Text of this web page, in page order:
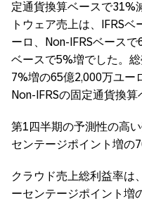
定通貨換算ベースで31%
トウェア売上は、IFRS
ーロ、Non-IFRSベース
ベースで5%増でした。
7%増の65億2,000万ユー
Non-IFRSの固定通貨換算
第1四半期の予測性の高
センテージポイント増の
クラウド売上総利益率は
ーセンテージポイント増